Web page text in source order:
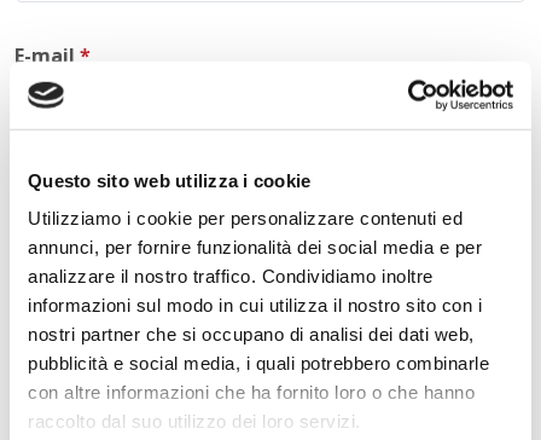
Questo sito web utilizza i cookie
Utilizziamo i cookie per personalizzare contenuti ed
annunci, per fornire funzionalità dei social media e per
analizzare il nostro traffico. Condividiamo inoltre
informazioni sul modo in cui utilizza il nostro sito con i
nostri partner che si occupano di analisi dei dati web,
pubblicità e social media, i quali potrebbero combinarle
con altre informazioni che ha fornito loro o che hanno
raccolto dal suo utilizzo dei loro servizi.
E-mail *
Commento*
Acconsento al trattamento deidati personali